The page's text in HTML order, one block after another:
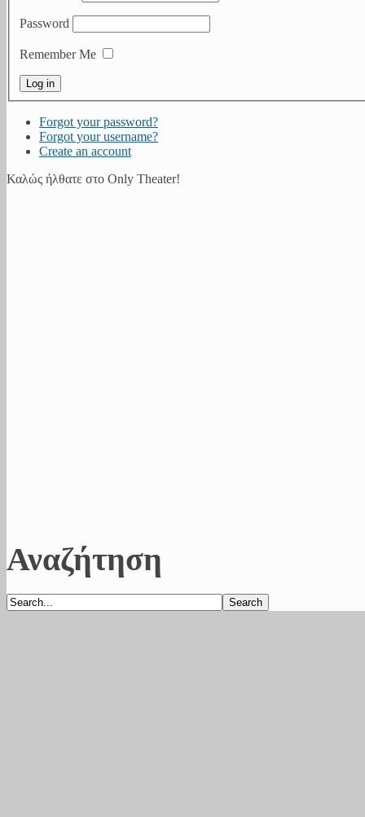
Password
Remember Me
Forgot your password?
Forgot your username?
Create an account
Καλώς ήλθατε στο Only Theater!
Αναζήτηση